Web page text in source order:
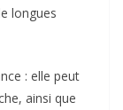
longues
: elle peut
ainsi que